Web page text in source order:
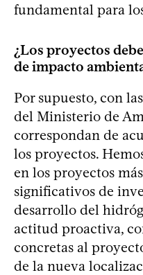
fundamental para
¿Los proyectos
de impacto
Por supuesto, con
del Ministerio de
correspondan de
los proyectos.
en los proyectos
significativos de
desarrollo del
actitud proactiva,
concretas al
de la nueva